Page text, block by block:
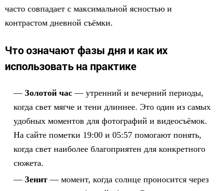
часто совпадает с максимальной ясностью и
контрастом дневной съёмки.
Что означают фазы дня и как их
использовать на практике
Золотой час — утренний и вечерний периоды,
когда свет мягче и тени длиннее. Это один из самых
удобных моментов для фотографий и видеосъёмок.
На сайте пометки 19:00 и 05:57 помогают понять,
когда свет наиболее благоприятен для конкретного
сюжета.
Зенит — момент, когда солнце проносится через